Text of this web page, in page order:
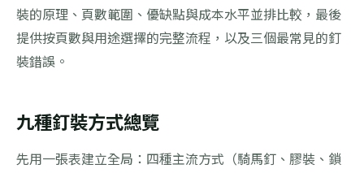
裝的原理、頁數範圍、優缺點與成本水平並排比較，最後
提供按頁數與用途選擇的完整流程，以及三個最常見的釘
裝錯誤。
九種釘裝方式總覽
先用一張表建立全局：四種主流方式（騎馬釘、膠裝、鎖